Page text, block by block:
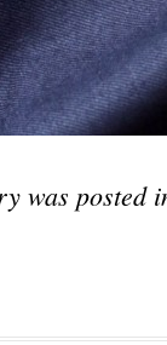
was posted